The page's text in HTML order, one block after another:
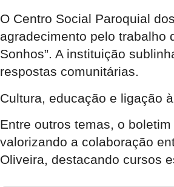
O Centro Social Paroquial
agradecimento pelo trabalho
Sonhos”. A instituição
respostas comunitárias.
Cultura, educação e ligação
Entre outros temas, o
valorizando a colaboração
Oliveira, destacando cursos